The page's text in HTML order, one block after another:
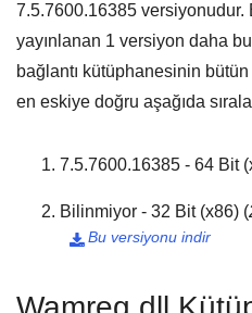
7.5.7600.16385 versiyonudur.
yayınlanan 1 versiyon daha
bağlantı kütüphanesinin
en eskiye doğru aşağıda
7.5.7600.16385 - 64 Bit
Bilinmiyor - 32 Bit (x86) (
Bu versiyonu indir
